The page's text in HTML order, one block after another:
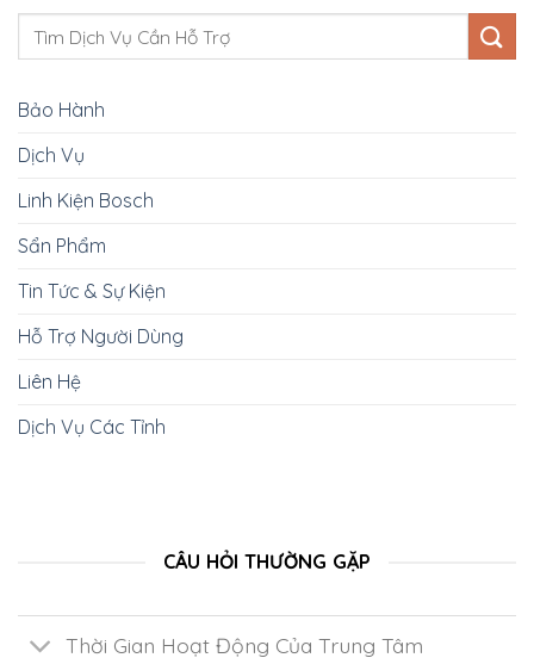
Bảo Hành
Dịch Vụ
Linh Kiện Bosch
Sẩn Phẩm
Tin Tức & Sự Kiện
Hỗ Trợ Người Dùng
Liên Hệ
Dịch Vụ Các Tỉnh
CÂU HỎI THƯỜNG GẶP
Thời Gian Hoạt Động Của Trung Tâm